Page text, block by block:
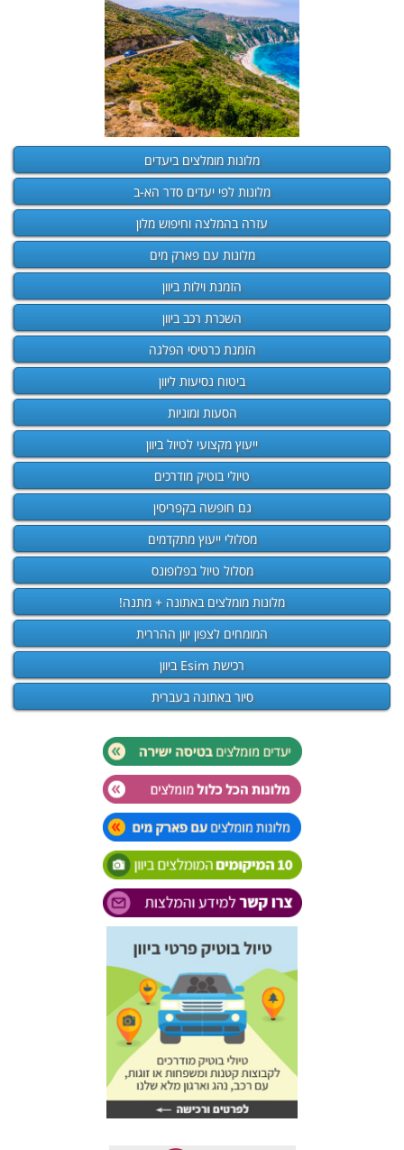
מלונות מומלצים ביעדים
מלונות לפי יעדים סדר הא-ב
עזרה בהמלצה וחיפוש מלון
מלונות עם פארק מים
הזמנת וילות ביוון
השכרת רכב ביוון
הזמנת כרטיסי הפלגה
ביטוח נסיעות ליוון
הסעות ומוניות
ייעוץ מקצועי לטיול ביוון
טיולי בוטיק מודרכים
גם חופשה בקפריסין
מסלולי ייעוץ מתקדמים
מסלול טיול בפלופונס
מלונות מומלצים באתונה + מתנה!
המומחים לצפון יוון ההררית
רכישת Esim ביוון
סיור באתונה בעברית